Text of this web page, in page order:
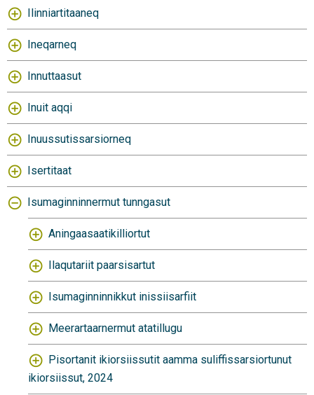
Ilinniartitaaneq
Ineqarneq
Innuttaasut
Inuit aqqi
Inuussutissarsiorneq
Isertitaat
Isumaginninnermut tunngasut
Aningaasaatikilliortut
Ilaqutariit paarsisartut
Isumaginninnikkut inissiisarfiit
Meerartaarnermut atatillugu
Pisortanit ikiorsiissutit aamma suliffissarsiortunut
ikiorsiissut, 2024